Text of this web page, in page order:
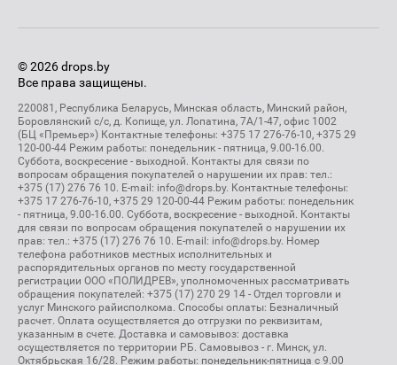
© 2026 drops.by
Все права защищены.
220081, Республика Беларусь, Минская область, Минский район,
Боровлянский с/с, д. Копище, ул. Лопатина, 7А/1-47, офис 1002
(БЦ «Премьер») Контактные телефоны: +375 17 276-76-10, +375 29
120-00-44 Режим работы: понедельник - пятница, 9.00-16.00.
Суббота, воскресение - выходной. Контакты для связи по
вопросам обращения покупателей о нарушении их прав: тел.:
+375 (17) 276 76 10. E-mail: info@drops.by. Контактные телефоны:
+375 17 276-76-10, +375 29 120-00-44 Режим работы: понедельник
- пятница, 9.00-16.00. Суббота, воскресение - выходной. Контакты
для связи по вопросам обращения покупателей о нарушении их
прав: тел.: +375 (17) 276 76 10. E-mail: info@drops.by. Номер
телефона работников местных исполнительных и
распорядительных органов по месту государственной
регистрации ООО «ПОЛИДРЕВ», уполномоченных рассматривать
обращения покупателей: +375 (17) 270 29 14 - Отдел торговли и
услуг Минского райисполкома. Способы оплаты: Безналичный
расчет. Оплата осуществляется до отгрузки по реквизитам,
указанным в счете. Доставка и самовывоз: доставка
осуществляется по территории РБ. Самовывоз - г. Минск, ул.
Октябрьская 16/28. Режим работы: понедельник-пятница с 9.00